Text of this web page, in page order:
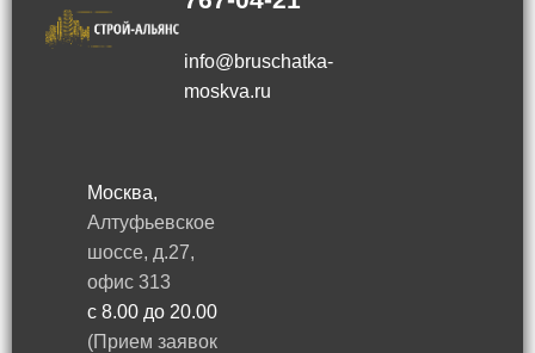
info@bruschatka-
moskva.ru
Москва,
Алтуфьевское
шоссе, д.27,
офис 313
с 8.00 до 20.00
(Прием заявок